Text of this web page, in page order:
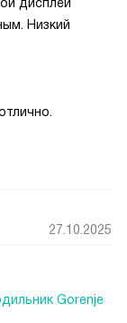
даёт запас
возможность
для
и
Низкий
27.10.2025
Gorenje